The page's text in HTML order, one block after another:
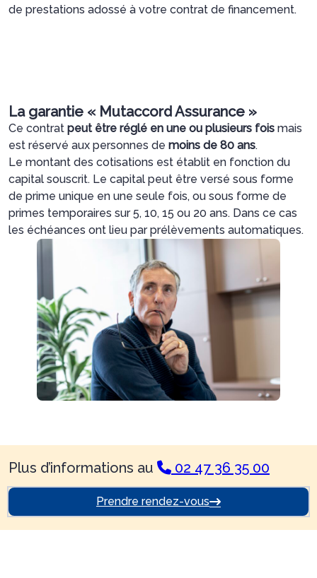
de prestations adossé à votre contrat de financement.
La garantie « Mutaccord Assurance »
Ce contrat peut être réglé en une ou plusieurs fois mais
est réservé aux personnes de moins de 80 ans.
Le montant des cotisations est établit en fonction du
capital souscrit. Le capital peut être versé sous forme
de prime unique en une seule fois, ou sous forme de
primes temporaires sur 5, 10, 15 ou 20 ans. Dans ce cas
les échéances ont lieu par prélèvements automatiques.
Plus d’informations au 02 47 36 35 00
Prendre rendez-vous